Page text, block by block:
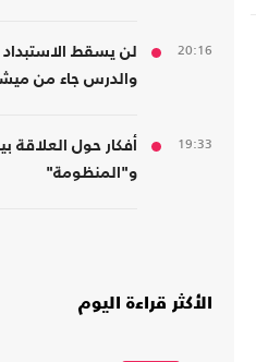
20:16
لن يسقط الاستبداد
والدرس جاء من
19:33
أفكار حول العلاقة
و"المنظومة"
الأكثر قراءة اليوم